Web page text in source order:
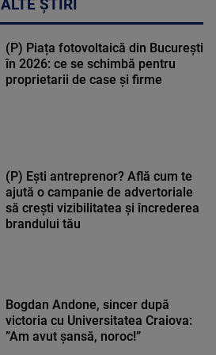
ALTE ȘTIRI
(P) Piața fotovoltaică din București
în 2026: ce se schimbă pentru
proprietarii de case și firme
(P) Ești antreprenor? Află cum te
ajută o campanie de advertoriale
să crești vizibilitatea și încrederea
brandului tău
Bogdan Andone, sincer după
victoria cu Universitatea Craiova:
”Am avut șansă, noroc!”